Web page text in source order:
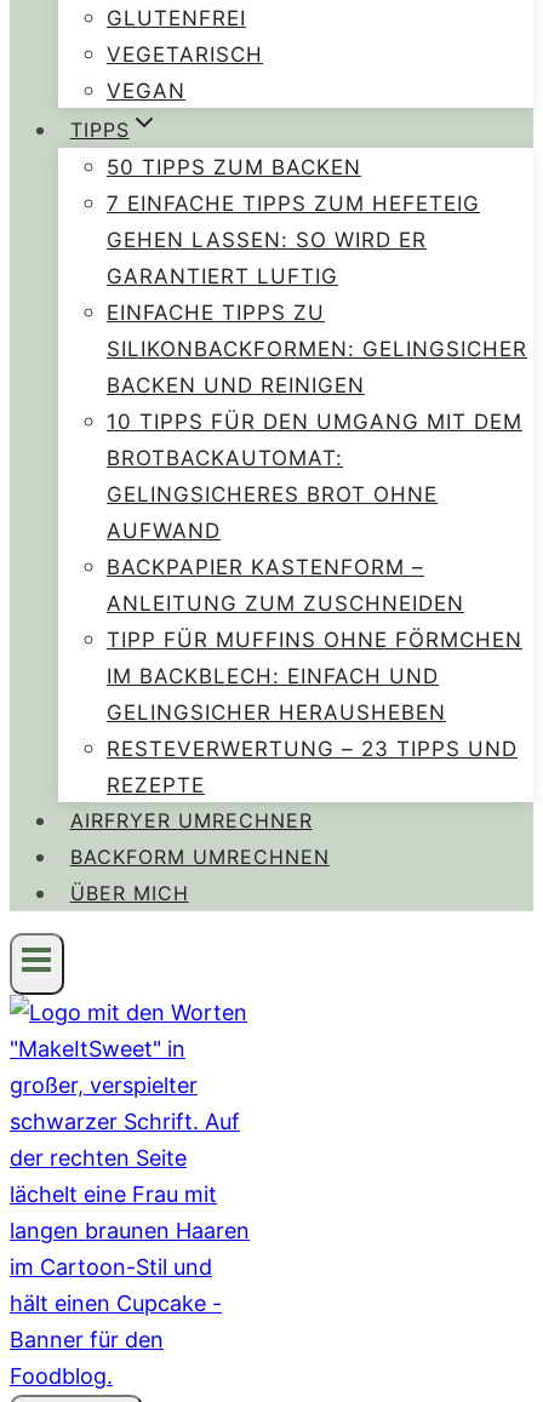
GLUTENFREI
VEGETARISCH
VEGAN
TIPPS
50 TIPPS ZUM BACKEN
7 EINFACHE TIPPS ZUM HEFETEIG
GEHEN LASSEN: SO WIRD ER
GARANTIERT LUFTIG
EINFACHE TIPPS ZU
SILIKONBACKFORMEN: GELINGSICHER
BACKEN UND REINIGEN
10 TIPPS FÜR DEN UMGANG MIT DEM
BROTBACKAUTOMAT:
GELINGSICHERES BROT OHNE
AUFWAND
BACKPAPIER KASTENFORM –
ANLEITUNG ZUM ZUSCHNEIDEN
TIPP FÜR MUFFINS OHNE FÖRMCHEN
IM BACKBLECH: EINFACH UND
GELINGSICHER HERAUSHEBEN
RESTEVERWERTUNG – 23 TIPPS UND
REZEPTE
AIRFRYER UMRECHNER
BACKFORM UMRECHNEN
ÜBER MICH